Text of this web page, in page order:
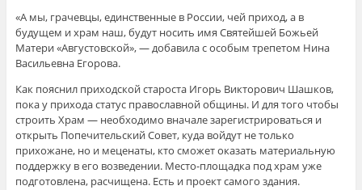
«А мы, грачевцы, единственные в России, чей приход, а в
будущем и храм наш, будут носить имя Святейшей Божьей
Матери «Августовской», — добавила с особым трепетом Нина
Васильевна Егорова.
Как пояснил приходской староста Игорь Викторович Шашков,
пока у прихода статус православной общины. И для того чтобы
строить Храм — необходимо вначале зарегистрироваться и
открыть Попечительский Совет, куда войдут не только
прихожане, но и меценаты, кто сможет оказать материальную
поддержку в его возведении. Место-площадка под храм уже
подготовлена, расчищена. Есть и проект самого здания.